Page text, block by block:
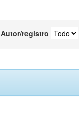
Autor/registro